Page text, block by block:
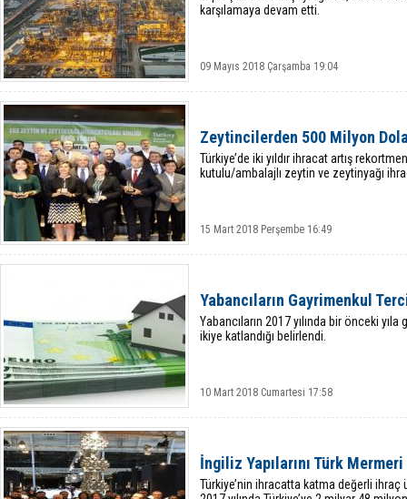
karşılamaya devam etti.
09 Mayıs 2018 Çarşamba 19:04
Zeytincilerden 500 Milyon
Türkiye’de iki yıldır ihracat artış
kutulu/ambalajlı zeytin ve zeytinyağı
15 Mart 2018 Perşembe 16:49
Yabancıların Gayrimenkul
​Yabancıların 2017 yılında bir önceki yıla
ikiye katlandığı belirlendi.
10 Mart 2018 Cumartesi 17:58
İngiliz Yapılarını Türk
Türkiye’nin ihracatta katma değerli ihraç